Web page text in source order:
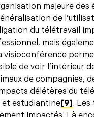
majeure des
de
du télétravail
mais
visioconférence
de voir l’intérieur
de compagnies,
délétères du
et estudiantine[9] . Les